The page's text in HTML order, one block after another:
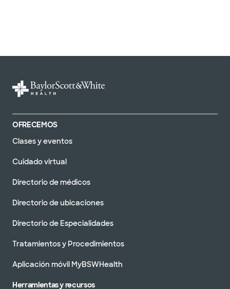
OFRECEMOS
Clases y eventos
Cuidado virtual
Directorio de médicos
Directorio de ubicaciones
Directorio de Especialidades
Tratamientos y Procedimientos
Aplicación móvil MyBSWHealth
Herramientas y recursos